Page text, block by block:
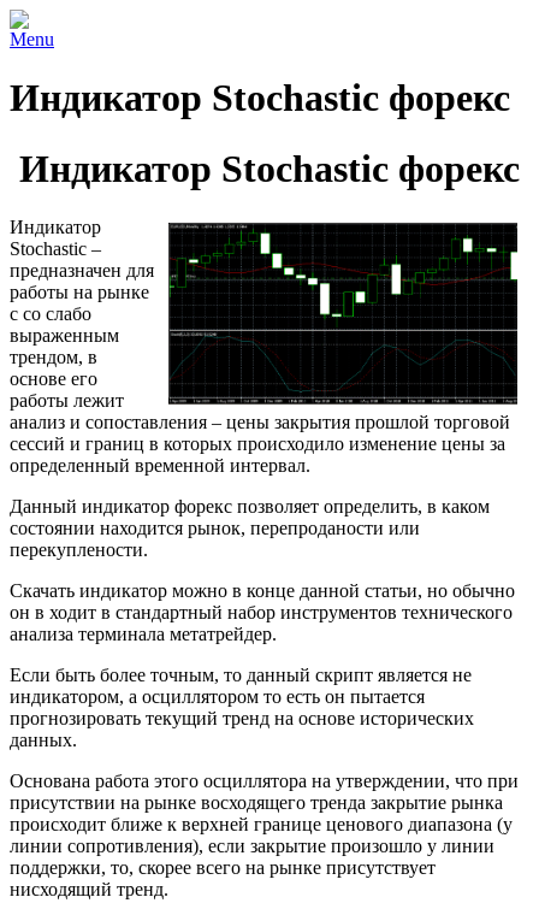
Menu
Индикатор Stochastic форекс
Индикатор Stochastic форекс
Индикатор
Stochastic –
предназначен для
работы на рынке
с со слабо
выраженным
трендом, в
основе его
работы лежит
анализ и сопоставления – цены закрытия прошлой торговой
сессий и границ в которых происходило изменение цены за
определенный временной интервал.
Данный индикатор форекс позволяет определить, в каком
состоянии находится рынок, перепроданости или
перекуплености.
Скачать индикатор можно в конце данной статьи, но обычно
он в ходит в стандартный набор инструментов технического
анализа терминала метатрейдер.
Если быть более точным, то данный скрипт является не
индикатором, а осциллятором то есть он пытается
прогнозировать текущий тренд на основе исторических
данных.
Основана работа этого осциллятора на утверждении, что при
присутствии на рынке восходящего тренда закрытие рынка
происходит ближе к верхней границе ценового диапазона (у
линии сопротивления), если закрытие произошло у линии
поддержки, то, скорее всего на рынке присутствует
нисходящий тренд.